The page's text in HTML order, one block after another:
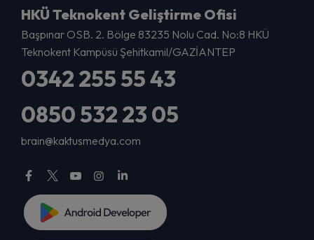
HKÜ Teknokent Geliştirme Ofisi
Başpınar OSB. 2. Bölge 83235 Nolu Cad. No:8 HKÜ
Teknokent Kampüsü Şehitkamil/GAZİANTEP
0342 255 55 43
0850 532 23 05
brain@kaktusmedya.com